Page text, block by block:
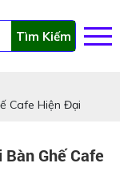
Tìm Kiếm
Cafe Hiện Đại
Ghế Cafe